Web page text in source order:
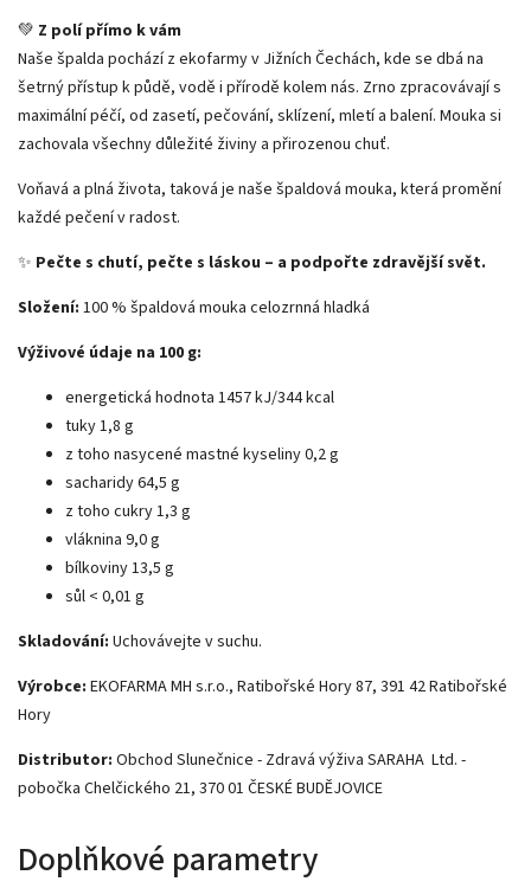
💚 Z polí přímo k vám
Naše špalda pochází z ekofarmy v Jižních Čechách, kde se dbá na
šetrný přístup k půdě, vodě i přírodě kolem nás. Zrno zpracovávají s
maximální péčí, od zasetí, pečování, sklízení, mletí a balení. Mouka si
zachovala všechny důležité živiny a přirozenou chuť.
Voňavá a plná života, taková je naše špaldová mouka, která promění
každé pečení v radost.
✨ Pečte s chutí, pečte s láskou – a podpořte zdravější svět.
Složení: 100 % špaldová mouka celozrnná hladká
Výživové údaje na 100 g:
energetická hodnota 1457 kJ/344 kcal
tuky 1,8 g
z toho nasycené mastné kyseliny 0,2 g
sacharidy 64,5 g
z toho cukry 1,3 g
vláknina 9,0 g
bílkoviny 13,5 g
sůl < 0,01 g
Skladování: Uchovávejte v suchu.
Výrobce: EKOFARMA MH s.r.o., Ratibořské Hory 87, 391 42 Ratibořské
Hory
Distributor: Obchod Slunečnice - Zdravá výživa SARAHA Ltd. -
pobočka Chelčického 21, 370 01 ČESKÉ BUDĚJOVICE
Doplňkové parametry